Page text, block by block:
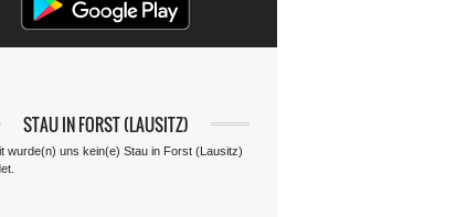
STAU IN FORST (LAUSITZ)
wurde(n) uns kein(e) Stau in Forst (Lausitz)